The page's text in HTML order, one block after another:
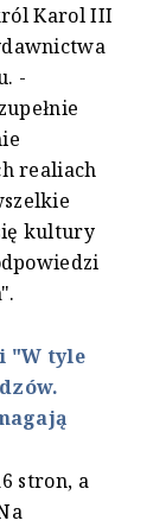
Karol III
-
realiach
kultury
"W tyle
stron, a